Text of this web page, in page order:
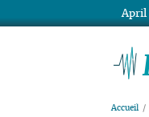
Accueil
April